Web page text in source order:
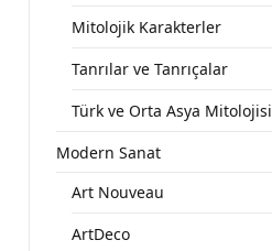
Mitolojik Karakterler
Tanrılar ve Tanrıçalar
Türk ve Orta Asya Mitolojisi
Modern Sanat
Art Nouveau
ArtDeco